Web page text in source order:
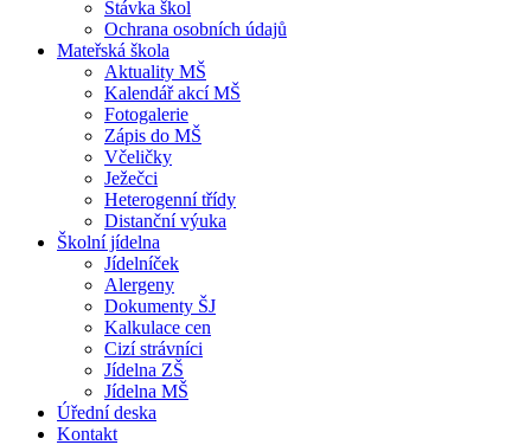
Stávka škol
Ochrana osobních údajů
Mateřská škola
Aktuality MŠ
Kalendář akcí MŠ
Fotogalerie
Zápis do MŠ
Včeličky
Ježečci
Heterogenní třídy
Distanční výuka
Školní jídelna
Jídelníček
Alergeny
Dokumenty ŠJ
Kalkulace cen
Cizí strávníci
Jídelna ZŠ
Jídelna MŠ
Úřední deska
Kontakt